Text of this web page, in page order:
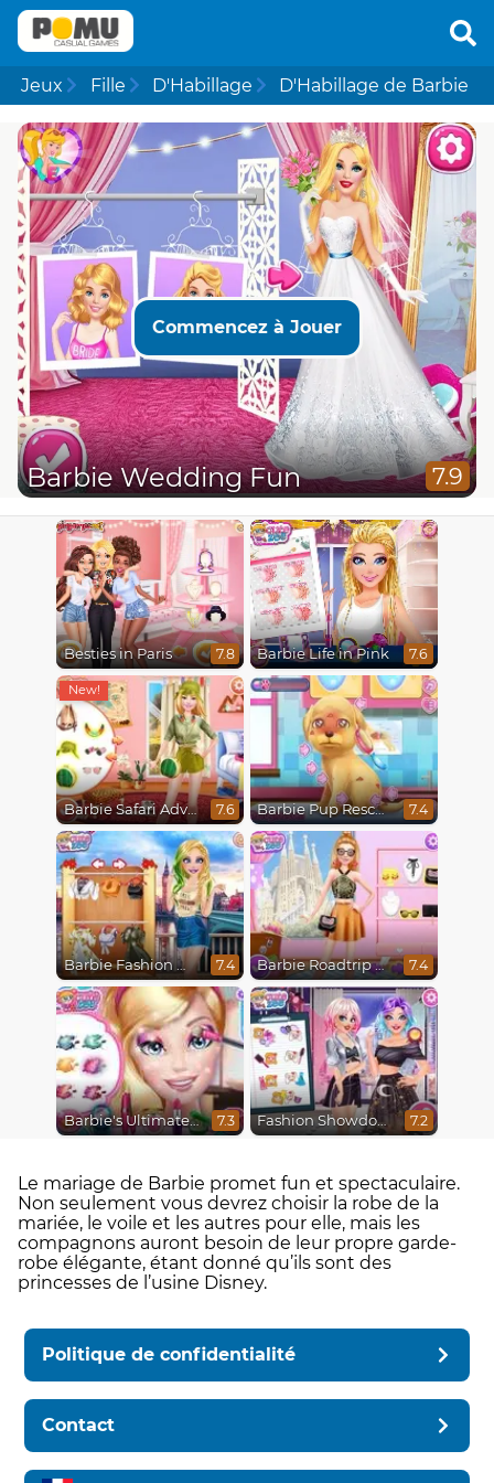
Jeux Fille D'Habillage D'Habillage de Barbie
Commencez à Jouer
Barbie Wedding Fun 7.9
Besties in Paris 7.8 Barbie Life in Pink 7.6
Barbie Safari Adventure 7.6 Barbie Pup Rescue 7.4
Barbie Fashion Week Model 7.4 Barbie Roadtrip Adventure 7.4
Barbie's Ultimate Studs Look 7.3 Fashion Showdown Barbie and Harley 7.2
Le mariage de Barbie promet fun et spectaculaire.
Non seulement vous devrez choisir la robe de la
mariée, le voile et les autres pour elle, mais les
compagnons auront besoin de leur propre garde-
robe élégante, étant donné qu’ils sont des
princesses de l’usine Disney.
Politique de confidentialité
Contact